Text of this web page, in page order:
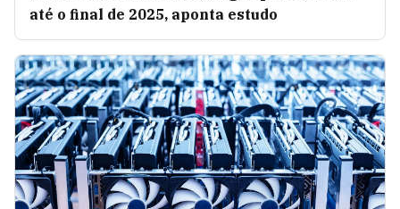
até o final de 2025, aponta estudo